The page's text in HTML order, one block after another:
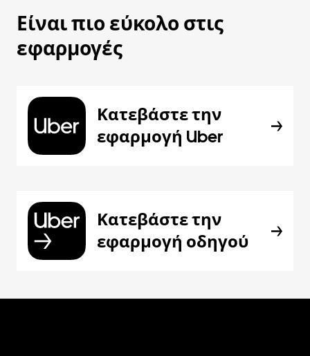
Είναι πιο εύκολο στις
εφαρμογές
Κατεβάστε την
εφαρμογή Uber
Κατεβάστε την
εφαρμογή οδηγού